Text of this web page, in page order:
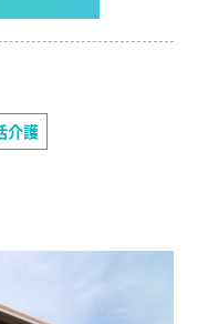
介護